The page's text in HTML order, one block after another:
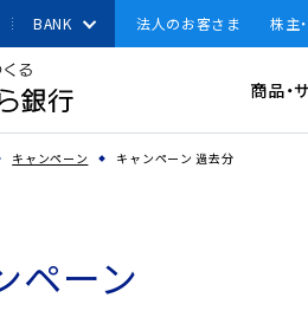
BANK
有人店舗
法人のお客さま 株主
区切って複数語検索が可能です
られている
商品・
キャンペーン キャンペーン 過去分
ペーン